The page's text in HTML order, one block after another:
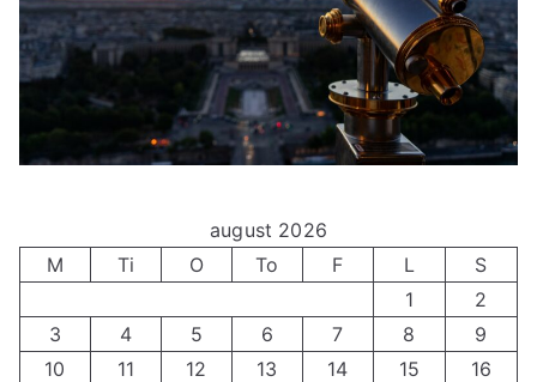
august 2026
M
Ti O To F L
S
1
2
3
4 5 6 7 8
9
10
11 12 13 14 15
16